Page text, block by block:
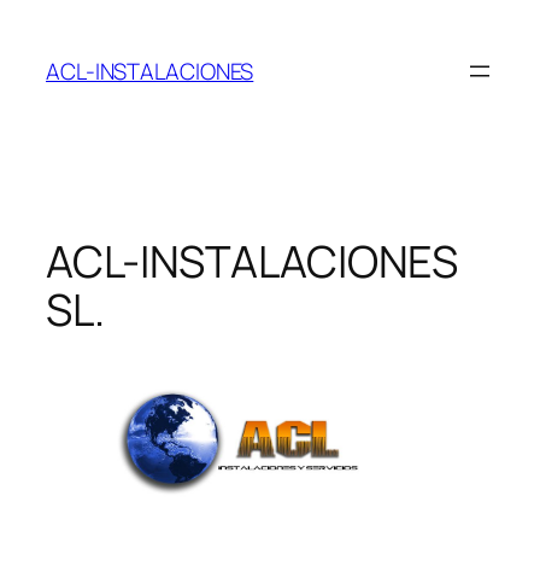
contenido
ACL-INSTALACIONES
ACL-INSTALACIONES
SL.